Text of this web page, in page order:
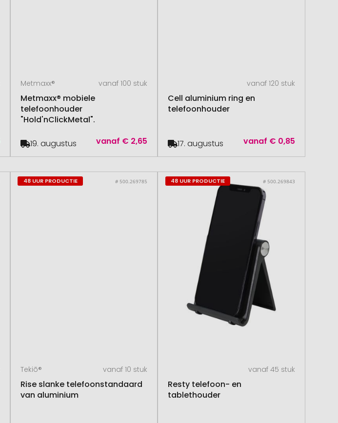
Metmaxx® vanaf 100 stuk
Metmaxx® mobiele
telefoonhouder
"Hold'nClickMetal".
vanaf € 2,65
19. augustus
vanaf 120 stuk
Cell aluminium ring en
telefoonhouder
vanaf € 0,85
17. augustus
48 UUR PRODUCTIE # 500.269785
Tekiō® vanaf 10 stuk
Rise slanke telefoonstandaard
van aluminium
48 UUR PRODUCTIE # 500.269843
vanaf 45 stuk
Resty telefoon- en
tablethouder